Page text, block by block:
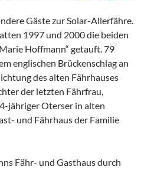
Gäste zur Solar-Allerfähre.
1997 und 2000 die beiden
Hoffmann“ getauft. 79
englischen Brückenschlag an
des alten Fährhauses
der letzten Fährfrau,
jähriger Oterser in alten
und Fährhaus der Familie
Fähr- und Gasthaus durch